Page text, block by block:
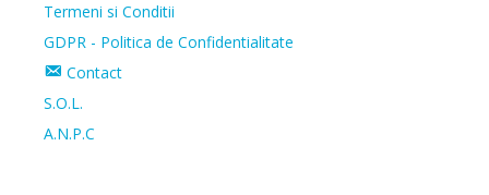
Termeni si Conditii
GDPR - Politica de Confidentialitate
Contact
S.O.L.
A.N.P.C